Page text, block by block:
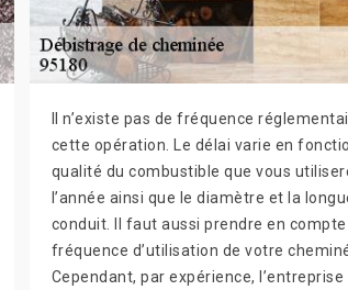
Il n’existe pas de fréquence
cette opération. Le délai varie en
qualité du combustible que vous
l’année ainsi que le diamètre et la
conduit. Il faut aussi prendre en compte
fréquence d’utilisation de votre
Cependant, par expérience, l’entreprise